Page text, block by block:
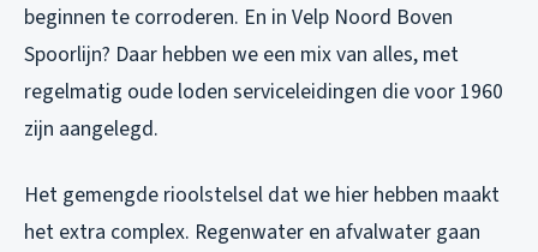
beginnen te corroderen. En in Velp Noord Boven
Spoorlijn? Daar hebben we een mix van alles, met
regelmatig oude loden serviceleidingen die voor 1960
zijn aangelegd.
Het gemengde rioolstelsel dat we hier hebben maakt
het extra complex. Regenwater en afvalwater gaan